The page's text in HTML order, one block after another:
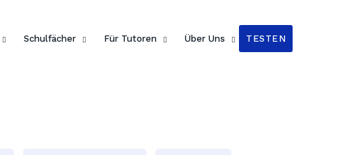
Schulfächer Für Tutoren Über Uns TESTEN